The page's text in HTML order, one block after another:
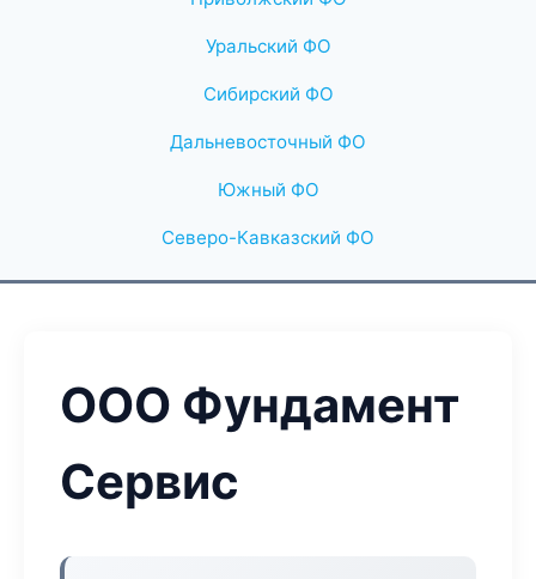
Уральский ФО
Сибирский ФО
Дальневосточный ФО
Южный ФО
Северо-Кавказский ФО
ООО Фундамент
Сервис